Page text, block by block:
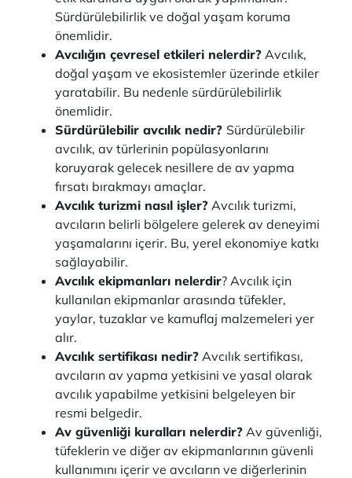
Sürdürülebilirlik ve doğal yaşam koruma
önemlidir.
Avcılığın çevresel etkileri nelerdir? Avcılık,
doğal yaşam ve ekosistemler üzerinde etkiler
yaratabilir. Bu nedenle sürdürülebilirlik
önemlidir.
Sürdürülebilir avcılık nedir? Sürdürülebilir
avcılık, av türlerinin popülasyonlarını
koruyarak gelecek nesillere de av yapma
fırsatı bırakmayı amaçlar.
Avcılık turizmi nasıl işler? Avcılık turizmi,
avcıların belirli bölgelere gelerek av deneyimi
yaşamalarını içerir. Bu, yerel ekonomiye katkı
sağlayabilir.
Avcılık ekipmanları nelerdir? Avcılık için
kullanılan ekipmanlar arasında tüfekler,
yaylar, tuzaklar ve kamuflaj malzemeleri yer
alır.
Avcılık sertifikası nedir? Avcılık sertifikası,
avcıların av yapma yetkisini ve yasal olarak
avcılık yapabilme yetkisini belgeleyen bir
resmi belgedir.
Av güvenliği kuralları nelerdir? Av güvenliği,
tüfeklerin ve diğer av ekipmanlarının güvenli
kullanımını içerir ve avcıların ve diğerlerinin